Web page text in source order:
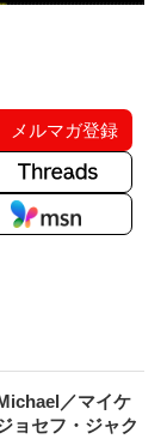
メルマガ登録
／マイケ
ョセフ・ジャク